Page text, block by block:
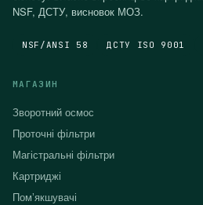
NSF, ДСТУ, висновок МОЗ.
NSF/ANSI 58 ДСТУ ISO 9001
МАГАЗИН
Зворотний осмос
Проточні фільтри
Магістральні фільтри
Картриджі
Помʼякшувачі